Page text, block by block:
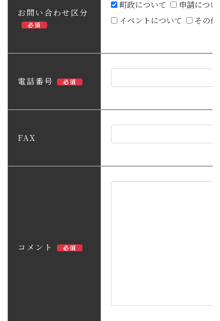
お問い合わせ区分
必須
町政について
申請につ
イベントについて
その他
電話番号 必須
FAX
コメント 必須